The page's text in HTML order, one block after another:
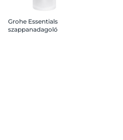
Grohe Essentials
szappanadagoló